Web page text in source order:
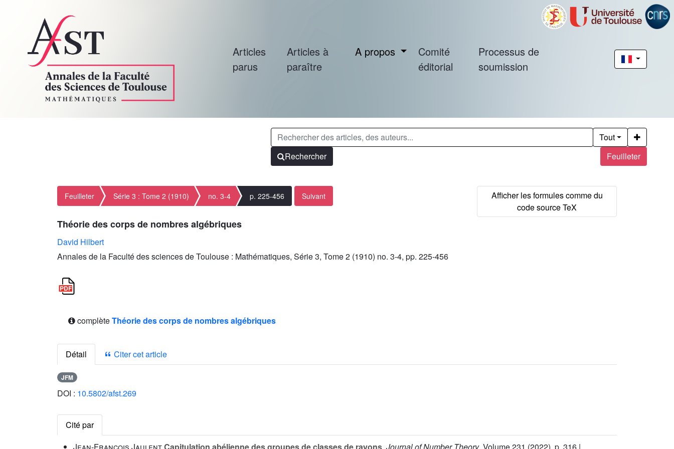
Articles
parus
Articles à
paraître
A propos
Comité
éditorial
Processus de
soumission
Feuilleter
Tout
Rechercher
Feuilleter Série 3 : Tome 2 (1910) no. 3-4 p. 225-456 Suivant
Théorie des corps de nombres algébriques
David Hilbert
Annales de la Faculté des sciences de Toulouse : Mathématiques, Série 3, Tome 2 (1910) no. 3-4, pp. 225-456
complèteThéorie des corps de nombres algébriques
Détail Citer cet article
JFM
DOI : 10.5802/afst.269
Cité par